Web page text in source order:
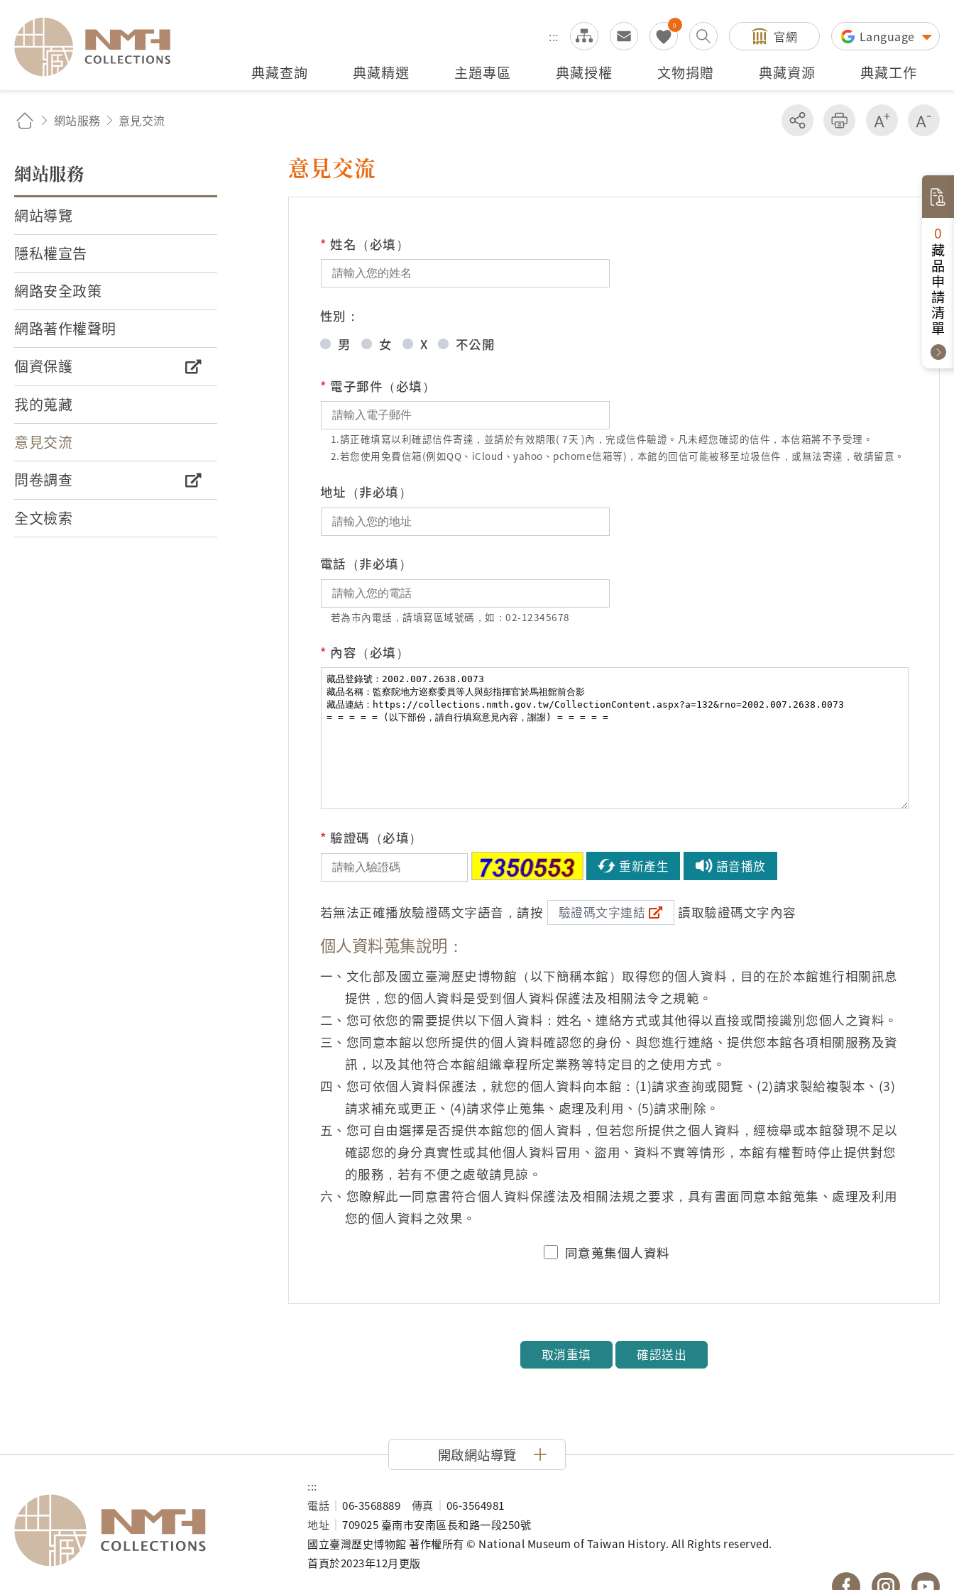
:::
0
全站搜尋 官網 Language
典藏查詢 典藏精選 主題專區 典藏授權 文物捐贈 典藏資源 典藏工作
網站服務 意見交流 分享 友善列印 增加字級
網站服務
網站導覽
隱私權宣告
網路安全政策
網路著作權聲明
個資保護
我的蒐藏
意見交流
問卷調查
全文檢索
意見交流
* 姓名（必填）
性別：
男
女 X 不公開
* 電子郵件（必填）
1.請正確填寫以利確認信件寄達，並請於有效期限( 7天 )內，完成信件驗證。凡未經您確認的信件，本信箱將不予受理。
2.若您使用免費信箱(例如QQ、iCloud、yahoo、pchome信箱等)，本館的回信可能被移至垃圾信件，或無法寄達，敬請留意。
地址（非必填）
電話（非必填）
若為市內電話，請填寫區域號碼，如：02-12345678
* 內容（必填）
* 驗證碼（必填）
重新產生 語音播放
若無法正確播放驗證碼文字語音，請按 驗證碼文字連結 讀取驗證碼文字內容
個人資料蒐集說明：
一、文化部及國立臺灣歷史博物館（以下簡稱本館）取得您的個人資料，目的在於本館進行相關訊息
提供，您的個人資料是受到個人資料保護法及相關法令之規範。
二、您可依您的需要提供以下個人資料：姓名、連絡方式或其他得以直接或間接識別您個人之資料。
三、您同意本館以您所提供的個人資料確認您的身份、與您進行連絡、提供您本館各項相關服務及資
訊，以及其他符合本館組織章程所定業務等特定目的之使用方式。
四、您可依個人資料保護法，就您的個人資料向本館：(1)請求查詢或閱覽、(2)請求製給複製本、(3)
請求補充或更正、(4)請求停止蒐集、處理及利用、(5)請求刪除。
五、您可自由選擇是否提供本館您的個人資料，但若您所提供之個人資料，經檢舉或本館發現不足以
確認您的身分真實性或其他個人資料冒用、盜用、資料不實等情形，本館有權暫時停止提供對您
的服務，若有不便之處敬請見諒。
六、您瞭解此一同意書符合個人資料保護法及相關法規之要求，具有書面同意本館蒐集、處理及利用
您的個人資料之效果。
同意蒐集個人資料
取消重填 確認送出
開啟網站導覽
:::
電話
06-3568889 傳真
06-3564981
地址
709025 臺南市安南區長和路一段250號
國立臺灣歷史博物館 著作權所有 © National Museum of Taiwan History. All Rights reserved.
首頁於2023年12月更版
國立臺灣歷史博
國立臺灣
0
藏品申請清單